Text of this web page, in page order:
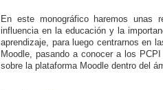
En este monográfico haremos unas
influencia en la educación y la
aprendizaje, para luego centrarnos en
Moodle, pasando a conocer a los
sobre la plataforma Moodle dentro del